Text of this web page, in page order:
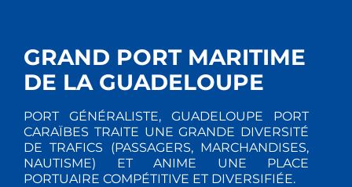
GRAND PORT MARITIME
DE LA GUADELOUPE
PORT GÉNÉRALISTE, GUADELOUPE PORT
CARAÏBES TRAITE UNE GRANDE DIVERSITÉ
DE TRAFICS (PASSAGERS, MARCHANDISES,
NAUTISME) ET ANIME UNE PLACE
PORTUAIRE COMPÉTITIVE ET DIVERSIFIÉE.